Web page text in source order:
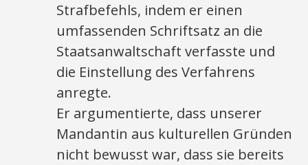
Strafbefehls, indem er einen
umfassenden Schriftsatz an die
Staatsanwaltschaft verfasste und
die Einstellung des Verfahrens
anregte.
Er argumentierte, dass unserer
Mandantin aus kulturellen Gründen
nicht bewusst war, dass sie bereits